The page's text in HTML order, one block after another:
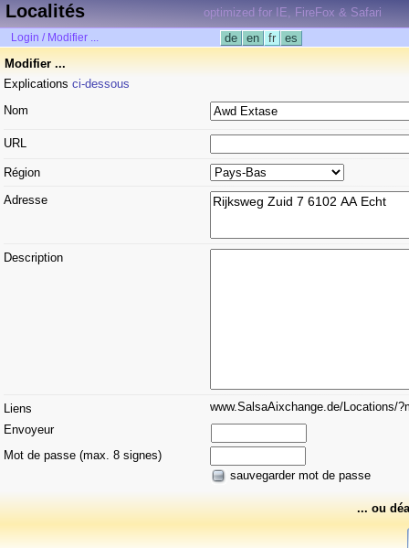
Localités optimized for IE, FireFox & Safari
Login / Modifier ... de en fr
es
Modifier ...
Explications ci-dessous
Nom
URL
Région
Adresse
Description
Liens
www.SalsaAixchange.de/Locations/
Envoyeur
Mot de passe (max. 8 signes)
sauvegarder mot de passe
... ou